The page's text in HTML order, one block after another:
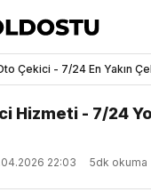
Çekici - 7/24 En Yakın
Hizmeti - 7/24
22:03 5dk okuma